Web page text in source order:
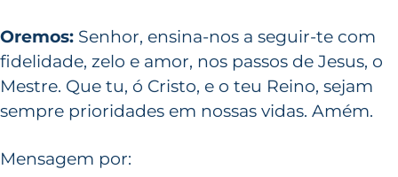
Oremos: Senhor, ensina-nos a seguir-te com
fidelidade, zelo e amor, nos passos de Jesus, o
Mestre. Que tu, ó Cristo, e o teu Reino, sejam
sempre prioridades em nossas vidas. Amém.
Mensagem por: